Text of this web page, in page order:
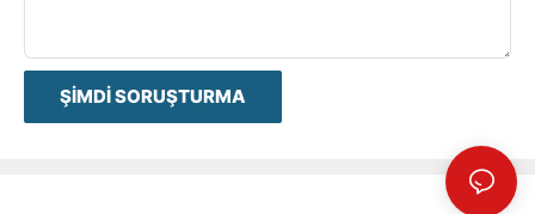
ŞIMDI SORUŞTURMA